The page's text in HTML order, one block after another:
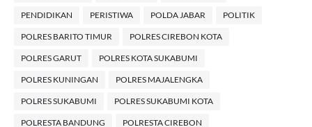
PENDIDIKAN PERISTIWA POLDA JABAR POLITIK
POLRES BARITO TIMUR POLRES CIREBON KOTA
POLRES GARUT POLRES KOTA SUKABUMI
POLRES KUNINGAN POLRES MAJALENGKA
POLRES SUKABUMI POLRES SUKABUMI KOTA
POLRESTA BANDUNG POLRESTA CIREBON